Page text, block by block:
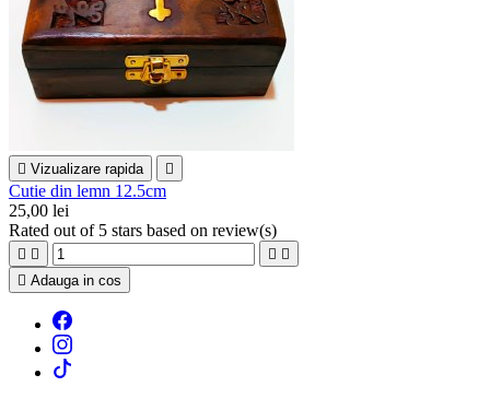
 Vizualizare rapida 
Cutie din lemn 12.5cm
25,00 lei
Rated out of 5 stars based on review(s)
   
 Adauga in cos